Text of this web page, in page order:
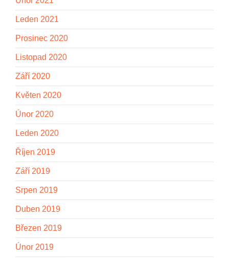
Leden 2021
Prosinec 2020
Listopad 2020
Září 2020
Květen 2020
Únor 2020
Leden 2020
Říjen 2019
Září 2019
Srpen 2019
Duben 2019
Březen 2019
Únor 2019